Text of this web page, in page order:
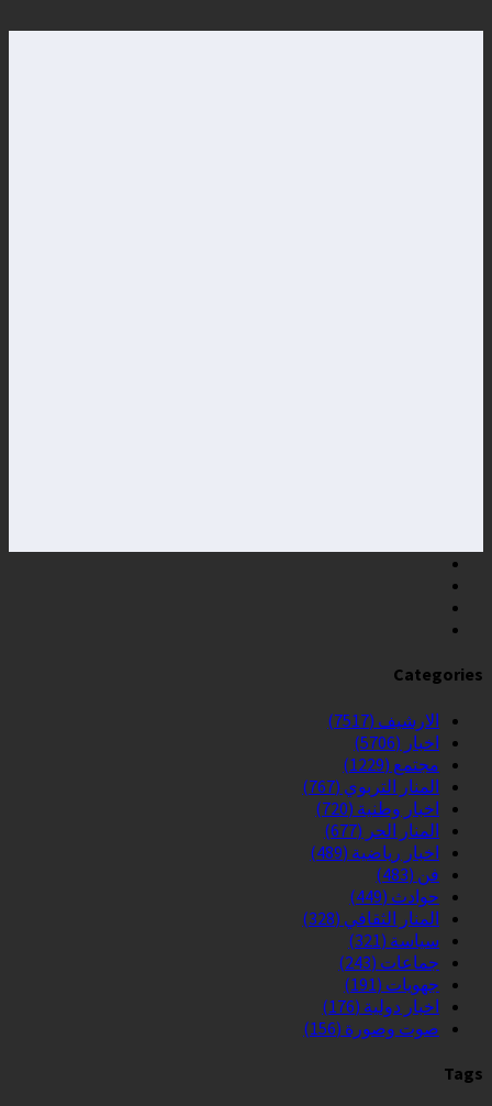
Categories
الارشيف (7517)
اخبار (5706)
مجتمع (1229)
المنار التربوي (767)
اخبار وطنية (720)
المنار الحر (677)
اخبار رياضية (489)
فن (483)
حوادث (449)
المنار الثقافي (328)
سياسة (321)
جماعات (243)
جهويات (191)
اخبار دولية (176)
صوت وصورة (156)
Tags